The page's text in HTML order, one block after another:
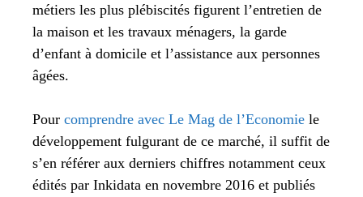
métiers les plus plébiscités figurent l’entretien de
la maison et les travaux ménagers, la garde
d’enfant à domicile et l’assistance aux personnes
âgées.
Pour comprendre avec Le Mag de l’Economie le
développement fulgurant de ce marché, il suffit de
s’en référer aux derniers chiffres notamment ceux
édités par Inkidata en novembre 2016 et publiés